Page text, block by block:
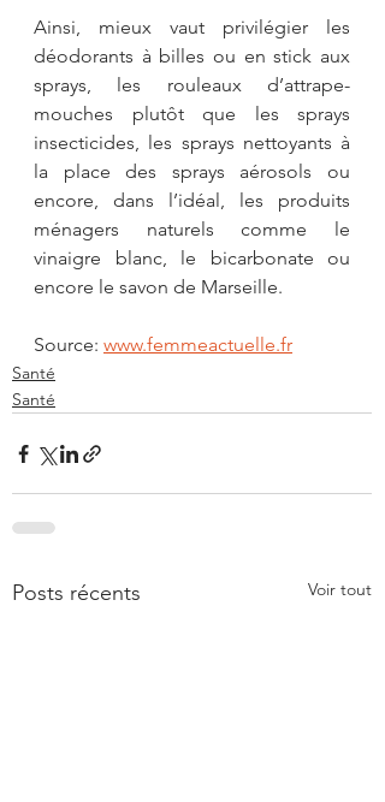
Ainsi, mieux vaut privilégier les
déodorants à billes ou en stick aux
sprays, les rouleaux d’attrape-
mouches plutôt que les sprays
insecticides, les sprays nettoyants à
la place des sprays aérosols ou
encore, dans l’idéal, les produits
ménagers naturels comme le
vinaigre blanc, le bicarbonate ou
encore le savon de Marseille.
Source: www.femmeactuelle.fr
Santé
Santé
Posts récents Voir tout